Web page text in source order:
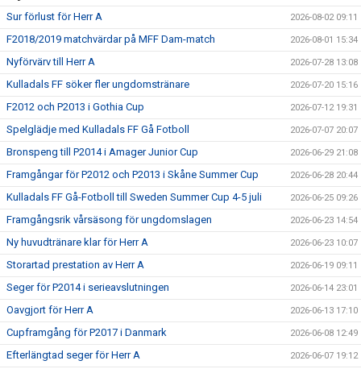
Sur förlust för Herr A 2026-08-02 09:11
F2018/2019 matchvärdar på MFF Dam-match 2026-08-01 15:34
Nyförvärv till Herr A 2026-07-28 13:08
Kulladals FF söker fler ungdomstränare 2026-07-20 15:16
F2012 och P2013 i Gothia Cup 2026-07-12 19:31
Spelglädje med Kulladals FF Gå Fotboll 2026-07-07 20:07
Bronspeng till P2014 i Amager Junior Cup 2026-06-29 21:08
Framgångar för P2012 och P2013 i Skåne Summer Cup 2026-06-28 20:44
Kulladals FF Gå-Fotboll till Sweden Summer Cup 4-5 juli 2026-06-25 09:26
Framgångsrik vårsäsong för ungdomslagen 2026-06-23 14:54
Ny huvudtränare klar för Herr A 2026-06-23 10:07
Storartad prestation av Herr A 2026-06-19 09:11
Seger för P2014 i serieavslutningen 2026-06-14 23:01
Oavgjort för Herr A 2026-06-13 17:10
Cupframgång för P2017 i Danmark 2026-06-08 12:49
Efterlängtad seger för Herr A 2026-06-07 19:12